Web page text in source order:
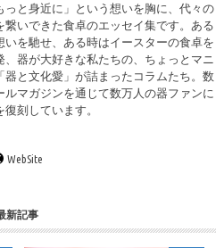
っと身近に」という想いを胸に、代々の
繋いできた食卓のエッセイ集です。ある
を馳せ、ある時はイースターの食卓を
、器が大好きな私たちの、ちょっとマニ
器と文化愛」が詰まったコラムたち。数
ルマガジンを通じて数万人の器ファンに
刻しています。
WebSite
新記事